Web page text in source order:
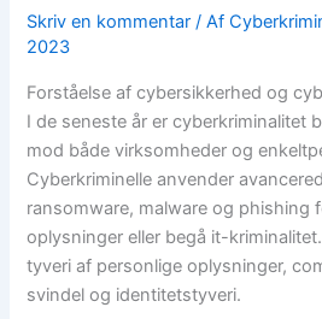
Skriv en kommentar / Af
2023
Forståelse af cybersikkerhed og
I de seneste år er cyberkriminalitet
mod både virksomheder og
Cyberkriminelle anvender
ransomware, malware og phishing
oplysninger eller begå it-
tyveri af personlige oplysninger,
svindel og identitetstyveri.